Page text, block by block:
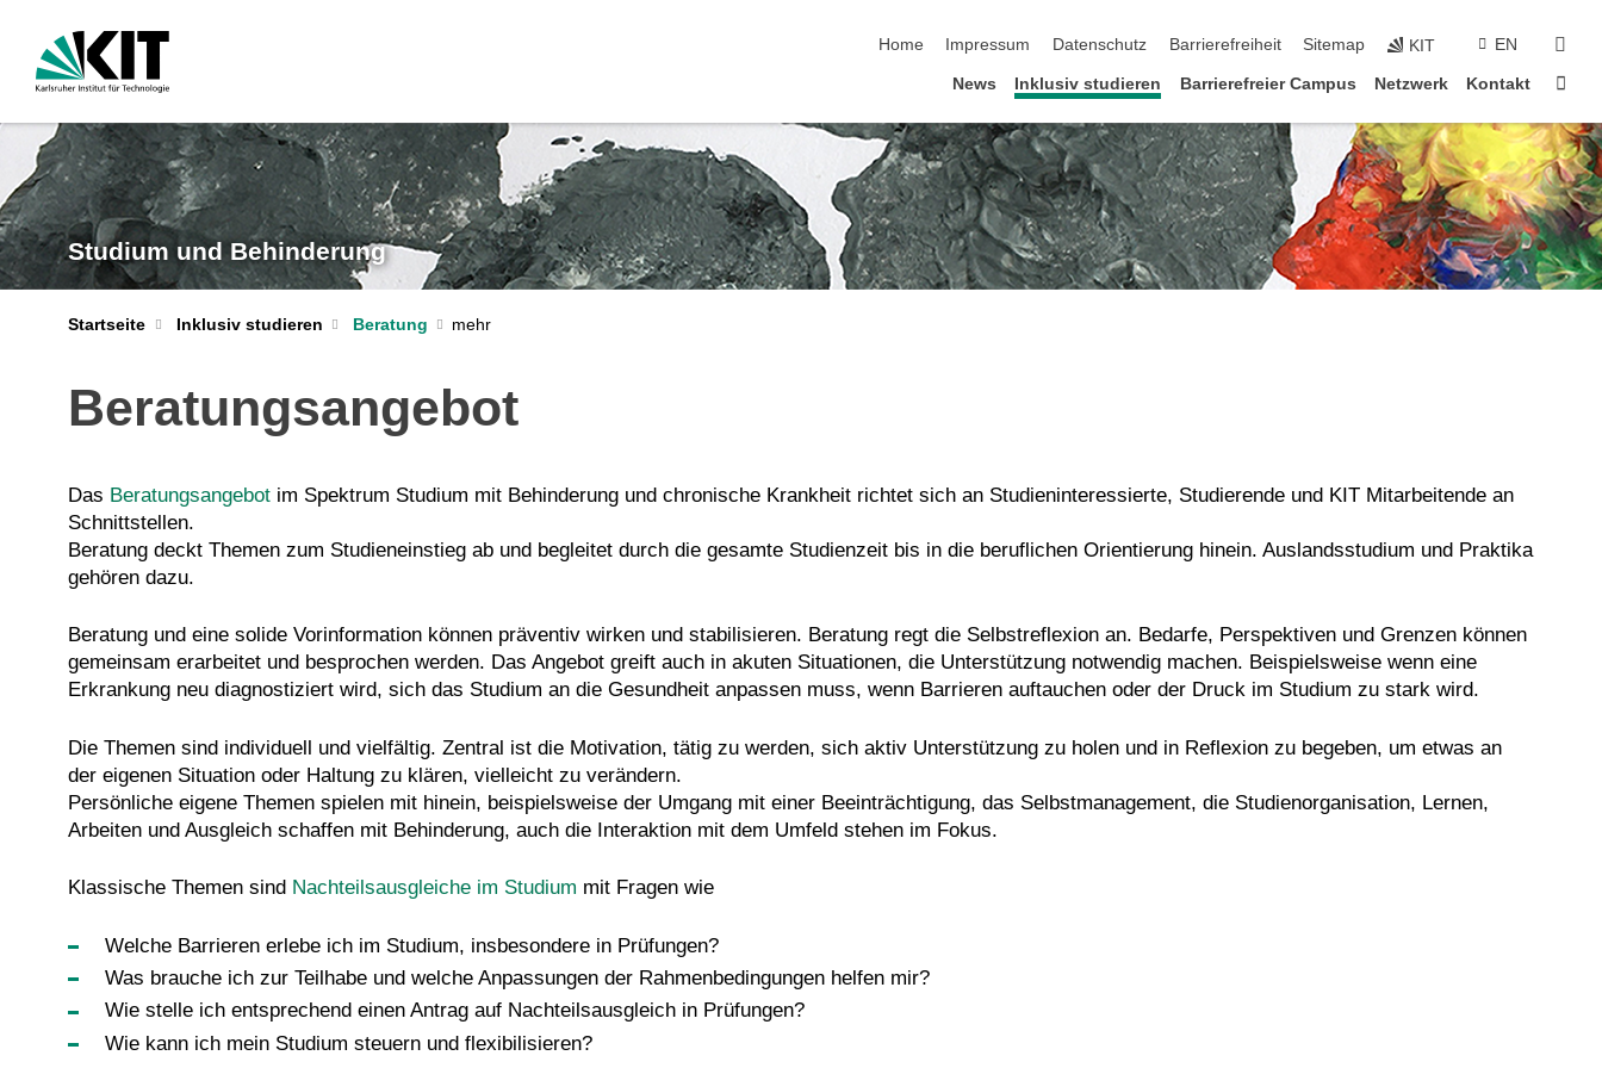
Home
Impressum Datenschutz Barrierefreiheit Sitemap KIT EN
News Inklusiv studieren Barrierefreier Campus Netzwerk Kontakt
Studium und Behinderung
Startseite Inklusiv studieren Beratung
Beratungsangebot
Das Beratungsangebot im Spektrum Studium mit Behinderung und chronische Krankheit richtet sich an Studieninteressierte, Studierende und KIT Mitarbeitende an
Schnittstellen.
Beratung deckt Themen zum Studieneinstieg ab und begleitet durch die gesamte Studienzeit bis in die beruflichen Orientierung hinein. Auslandsstudium und Praktika
gehören dazu.
Beratung und eine solide Vorinformation können präventiv wirken und stabilisieren. Beratung regt die Selbstreflexion an. Bedarfe, Perspektiven und Grenzen können
gemeinsam erarbeitet und besprochen werden. Das Angebot greift auch in akuten Situationen, die Unterstützung notwendig machen. Beispielsweise wenn eine
Erkrankung neu diagnostiziert wird, sich das Studium an die Gesundheit anpassen muss, wenn Barrieren auftauchen oder der Druck im Studium zu stark wird.
Die Themen sind individuell und vielfältig. Zentral ist die Motivation, tätig zu werden, sich aktiv Unterstützung zu holen und in Reflexion zu begeben, um etwas an
der eigenen Situation oder Haltung zu klären, vielleicht zu verändern.
Persönliche eigene Themen spielen mit hinein, beispielsweise der Umgang mit einer Beeinträchtigung, das Selbstmanagement, die Studienorganisation, Lernen,
Arbeiten und Ausgleich schaffen mit Behinderung, auch die Interaktion mit dem Umfeld stehen im Fokus.
Klassische Themen sind Nachteilsausgleiche im Studium mit Fragen wie
Welche Barrieren erlebe ich im Studium, insbesondere in Prüfungen?
Was brauche ich zur Teilhabe und welche Anpassungen der Rahmenbedingungen helfen mir?
Wie stelle ich entsprechend einen Antrag auf Nachteilsausgleich in Prüfungen?
Wie kann ich mein Studium steuern und flexibilisieren?